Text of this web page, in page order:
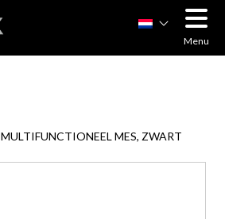
Menu
MULTIFUNCTIONEEL MES, ZWART